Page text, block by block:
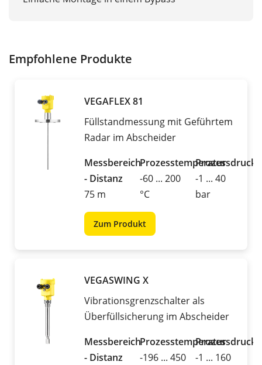
Empfohlene Produkte
VEGAFLEX 81
Füllstandmessung mit Geführtem
Radar im Abscheider
Messbereich
- Distanz
75 m
Prozesstemperatur
-60 ... 200
°C
Prozessdruck
-1 ... 40
bar
Zum Produkt
VEGASWING X
Vibrationsgrenzschalter als
Überfüllsicherung im Abscheider
Messbereich
- Distanz
Prozesstemperatur
-196 ... 450
Prozessdruck
-1 ... 160